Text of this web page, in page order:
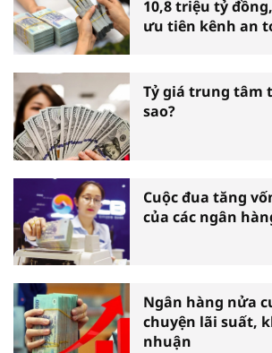
10,8 triệu tỷ
ưu tiên kênh an
Tỷ giá trung tâm
sao?
Cuộc đua tăng
của các ngân
Ngân hàng nửa
chuyện lãi suất,
nhuận